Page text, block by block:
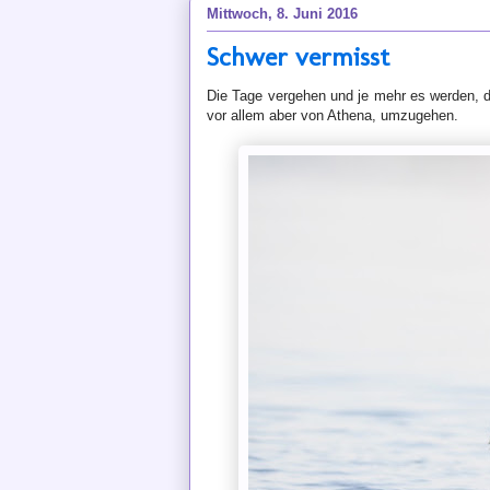
Mittwoch, 8. Juni 2016
Schwer vermisst
Die Tage vergehen und je mehr es
vor allem aber von Athena, umzugehen.